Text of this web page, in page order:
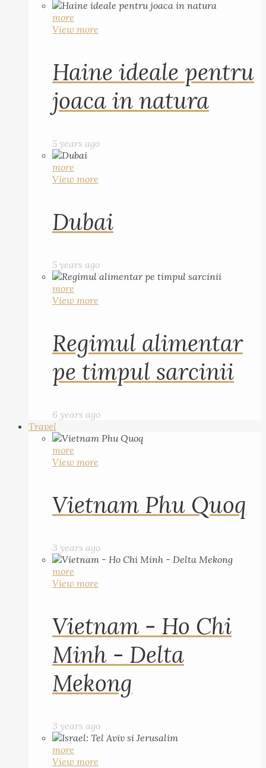
more
View more
Haine ideale pentru
joaca in natura
5 years ago
more
View more
Dubai
5 years ago
more
View more
Regimul alimentar
pe timpul sarcinii
6 years ago
Travel
more
View more
Vietnam Phu Quoq
3 years ago
more
View more
Vietnam - Ho Chi
Minh - Delta
Mekong
3 years ago
more
View more